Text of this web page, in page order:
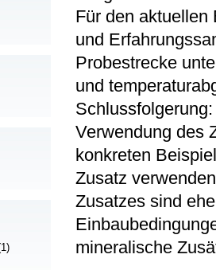
Für den aktuellen
und
Probestrecke
und
Verwendung des
konkreten
Zusatz
Zusatzes sind
mineralische